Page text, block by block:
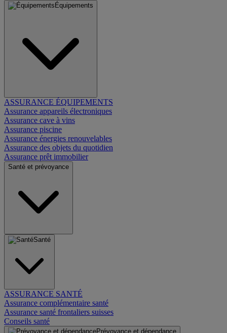
Équipements
ASSURANCE ÉQUIPEMENTS
Assurance appareils électroniques
Assurance cave à vins
Assurance piscine
Assurance énergies renouvelables
Assurance des objets du quotidien
Assurance prêt immobilier
Santé et prévoyance
Santé
ASSURANCE SANTÉ
Assurance complémentaire santé
Assurance santé frontaliers suisses
Conseils santé
Prévoyance et dépendance